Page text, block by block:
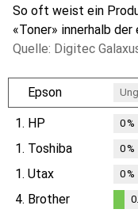
So oft weist ein
«Toner» innerhalb
Quelle: Digitec
Epson
1. HP 0%
1. Toshiba 0%
1. Utax 0%
4. Brother